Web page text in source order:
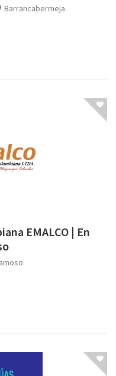
Barrancabermeja
EMALCO | En